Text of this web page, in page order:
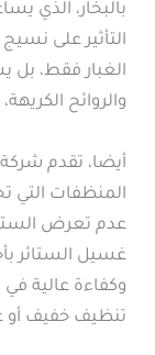
بالبخار، الذي
التأثير على
الغبار فقط،
والروائح
أيضا، تقدم
المنظفات التي
عدم تعرض
غسيل الستائر
وكفاءة عالية
تنظيف خفيف أو